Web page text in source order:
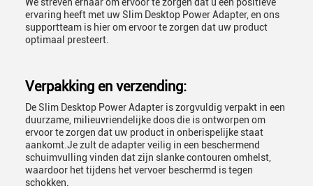
ervaring heeft met uw Slim Desktop Power Adapter, en ons
supportteam is hier om ervoor te zorgen dat uw product
optimaal presteert.
Verpakking en verzending:
De Slim Desktop Power Adapter is zorgvuldig verpakt in een
duurzame, milieuvriendelijke doos die is ontworpen om
ervoor te zorgen dat uw product in onberispelijke staat
aankomt.Je zult de adapter veilig in een beschermend
schuimvulling vinden dat zijn slanke contouren omhelst,
waardoor het tijdens het vervoer beschermd is tegen
schokken.